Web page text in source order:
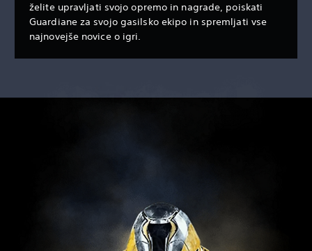
želite upravljati svojo opremo in nagrade, poiskati
Guardiane za svojo gasilsko ekipo in spremljati vse
najnovejše novice o igri.